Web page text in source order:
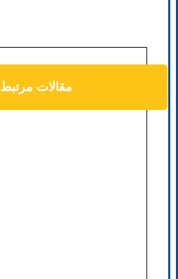
مقالات مرتبط